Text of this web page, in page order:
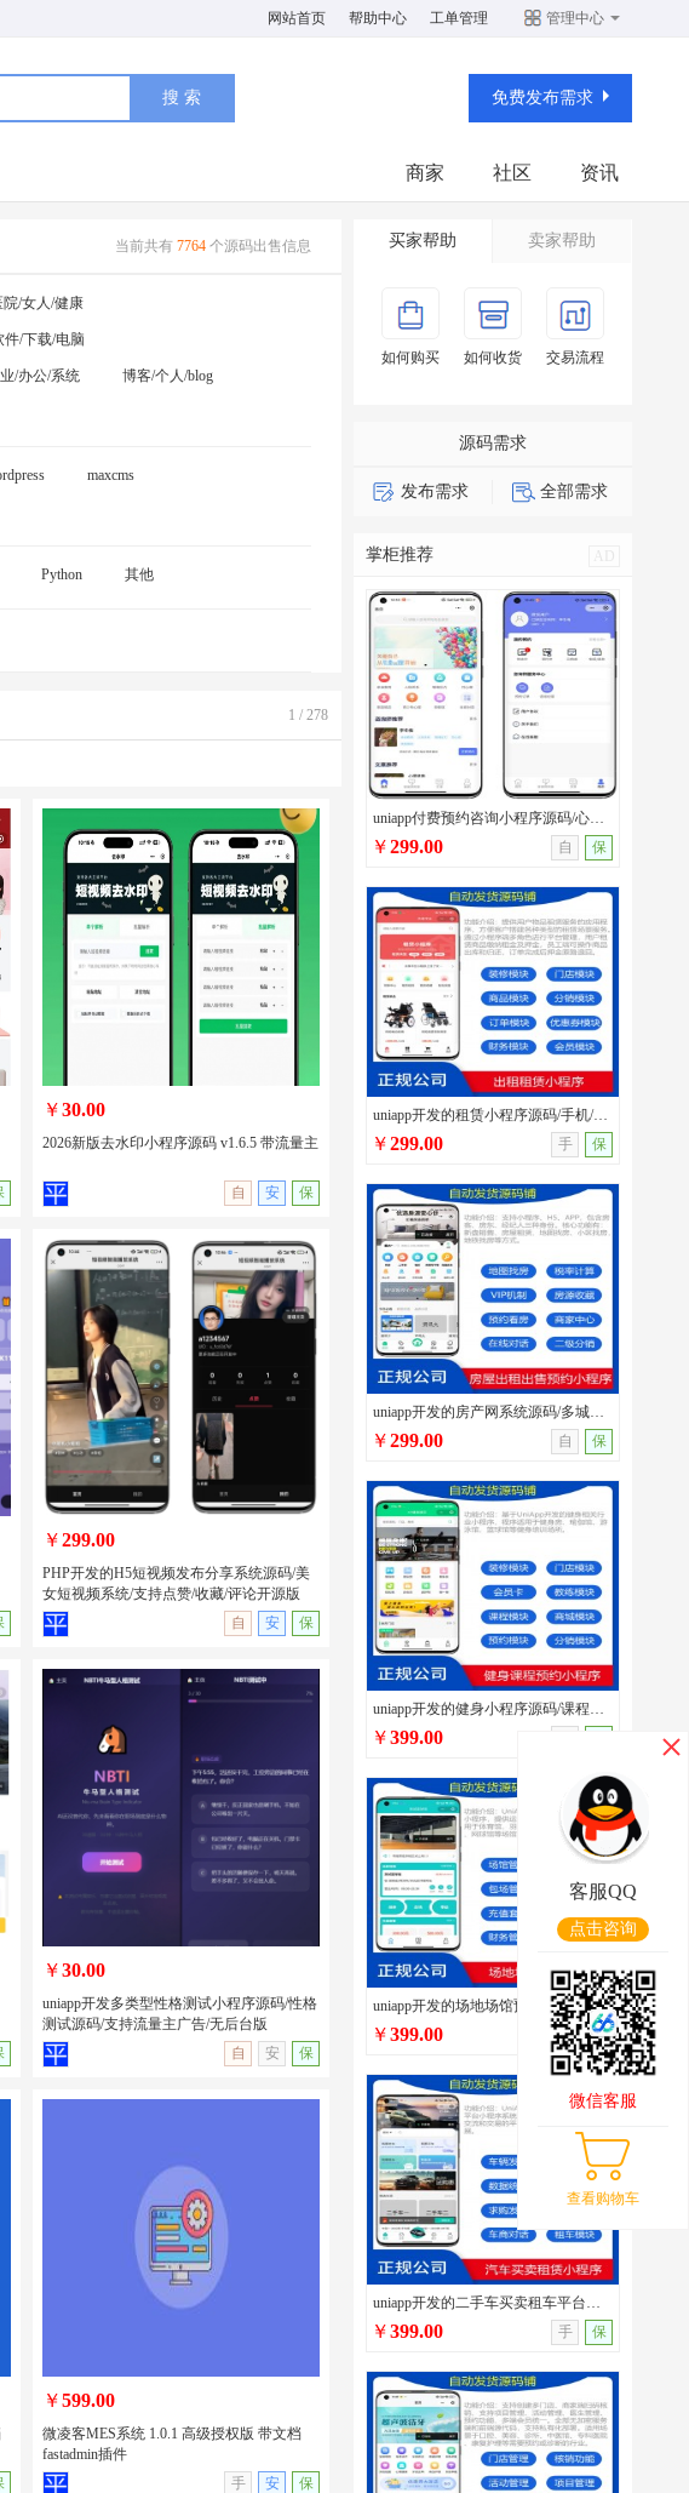
网站首页 帮助中心 工单管理 管理中心
免费发布需求
资讯
社区
商家
当前共有 7764 个源码出售信息
院/女人/健康
件/下载/电脑
/办公/系统 博客/个人/blog
maxcms
Python 其他
1 / 278
2026新版去水印小程序源码 v1.6.5 带流
量主
无演示
￥30.00
2026新版去水印小程序源码 v1.6.5 带流量主
自 安 保
PHP开发的H5短视频发布分享系统源码/
美女短视频系统/支持点赞/收藏/评论开
源版
无演示
￥299.00
PHP开发的H5短视频发布分享系统源码/美
女短视频系统/支持点赞/收藏/评论开源版
自
安 保
uniapp开发多类型性格测试小程序源码/
性格测试源码/支持流量主广告/无后台
无演示
￥30.00
uniapp开发多类型性格测试小程序源码/性格
测试源码/支持流量主广告/无后台版
自
安 保
￥599.00
微凌客MES系统 1.0.1 高级授权版 带文档
fastadmin插件
手
安 保
买家帮助 卖家帮助
如何购买 如何收货 交易流程
源码需求
发布需求 全部需求
掌柜推荐 AD
uniapp付费预约咨询小程序源码/心理咨询/法律咨询/问诊咨询等多场景付费预约系统
￥299.00 自 保
uniapp开发的租赁小程序源码/手机/汽车/办公用品租赁系统带分销模块和员工系统
￥299.00 手 保
uniapp开发的房产网系统源码/多城市房屋出租出售/看房预约/带房客/房东/经纪人多端
￥299.00 自 保
uniapp开发的健身小程序源码/课程预约/多门店管理/私教预约/私教培训管理系统源码
￥399.00
uniapp开发的场地场馆预定小程序源码/篮球兵乓球体育场馆场地预约预定系统/在线包场系统
￥399.00 手 保
uniapp开发的二手车买卖租车平台源码/车辆发布/圈子交流/在线询价/在线二手车交易系统
￥399.00 手 保
客服QQ
点击咨询
微信客服
查看购物车